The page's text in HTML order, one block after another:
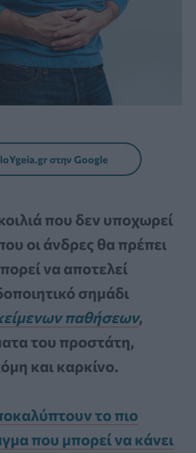
στην Google
που δεν υποχωρεί
οι άνδρες θα πρέπει
να αποτελεί
σημάδι
παθήσεων,
του προστάτη,
και καρκίνο.
το πιο
που μπορεί να κάνει